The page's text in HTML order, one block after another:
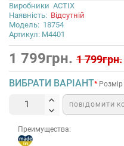
Виробники ACTIX
Наявність: Відсутній
Модель: 18754
Артикул: М4401
1 799грн. 1 799грн.
ВИБРАТИ ВАРІАНТ Розмір
ПОВІДОМИТИ
Преимущества: